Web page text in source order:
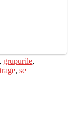
, grupurile,
, se